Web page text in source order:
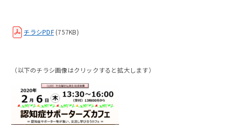
チラシPDF(757KB)
（以下のチラシ画像はクリックすると拡大します）